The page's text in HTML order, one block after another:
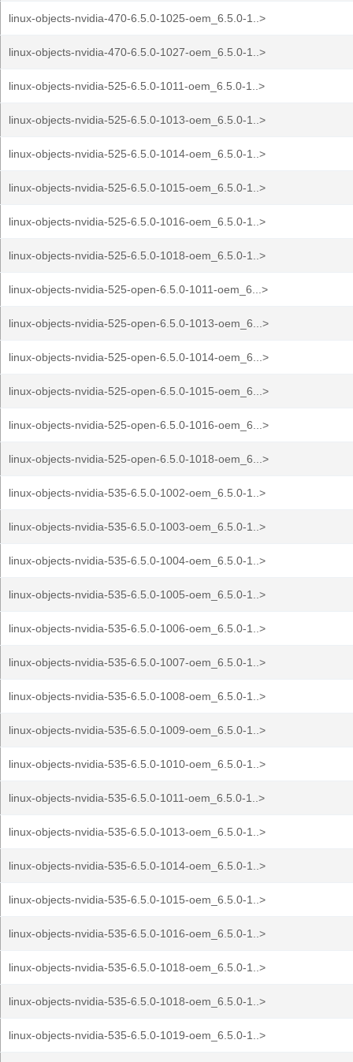
linux-objects-nvidia-470-6.5.0-1025-oem_6.5.0-1..>
linux-objects-nvidia-470-6.5.0-1027-oem_6.5.0-1..>
linux-objects-nvidia-525-6.5.0-1011-oem_6.5.0-1..>
linux-objects-nvidia-525-6.5.0-1013-oem_6.5.0-1..>
linux-objects-nvidia-525-6.5.0-1014-oem_6.5.0-1..>
linux-objects-nvidia-525-6.5.0-1015-oem_6.5.0-1..>
linux-objects-nvidia-525-6.5.0-1016-oem_6.5.0-1..>
linux-objects-nvidia-525-6.5.0-1018-oem_6.5.0-1..>
linux-objects-nvidia-525-open-6.5.0-1011-oem_6...>
linux-objects-nvidia-525-open-6.5.0-1013-oem_6...>
linux-objects-nvidia-525-open-6.5.0-1014-oem_6...>
linux-objects-nvidia-525-open-6.5.0-1015-oem_6...>
linux-objects-nvidia-525-open-6.5.0-1016-oem_6...>
linux-objects-nvidia-525-open-6.5.0-1018-oem_6...>
linux-objects-nvidia-535-6.5.0-1002-oem_6.5.0-1..>
linux-objects-nvidia-535-6.5.0-1003-oem_6.5.0-1..>
linux-objects-nvidia-535-6.5.0-1004-oem_6.5.0-1..>
linux-objects-nvidia-535-6.5.0-1005-oem_6.5.0-1..>
linux-objects-nvidia-535-6.5.0-1006-oem_6.5.0-1..>
linux-objects-nvidia-535-6.5.0-1007-oem_6.5.0-1..>
linux-objects-nvidia-535-6.5.0-1008-oem_6.5.0-1..>
linux-objects-nvidia-535-6.5.0-1009-oem_6.5.0-1..>
linux-objects-nvidia-535-6.5.0-1010-oem_6.5.0-1..>
linux-objects-nvidia-535-6.5.0-1011-oem_6.5.0-1..>
linux-objects-nvidia-535-6.5.0-1013-oem_6.5.0-1..>
linux-objects-nvidia-535-6.5.0-1014-oem_6.5.0-1..>
linux-objects-nvidia-535-6.5.0-1015-oem_6.5.0-1..>
linux-objects-nvidia-535-6.5.0-1016-oem_6.5.0-1..>
linux-objects-nvidia-535-6.5.0-1018-oem_6.5.0-1..>
linux-objects-nvidia-535-6.5.0-1018-oem_6.5.0-1..>
linux-objects-nvidia-535-6.5.0-1019-oem_6.5.0-1..>